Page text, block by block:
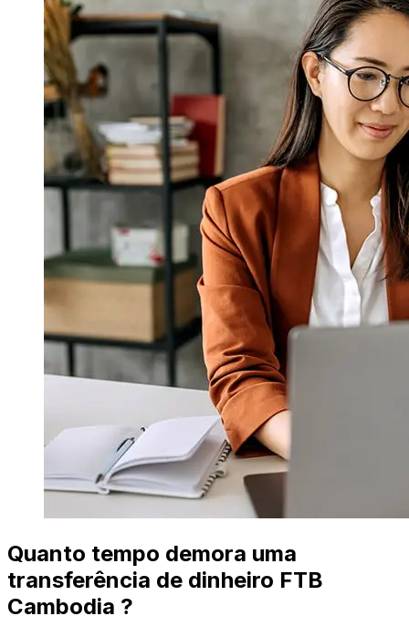
Quanto tempo demora uma
transferência de dinheiro FTB
Cambodia ?